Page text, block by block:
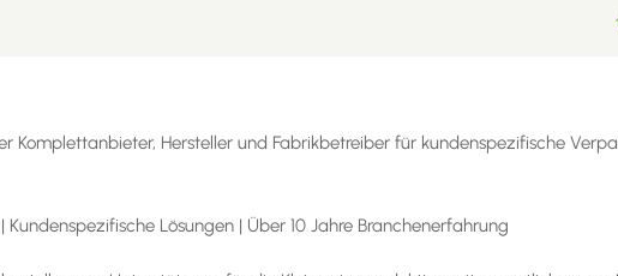
Komplettanbieter, Hersteller und Fabrikbetreiber für kundenspezifische
Lösungen | Über 10 Jahre Branchenerfahrung